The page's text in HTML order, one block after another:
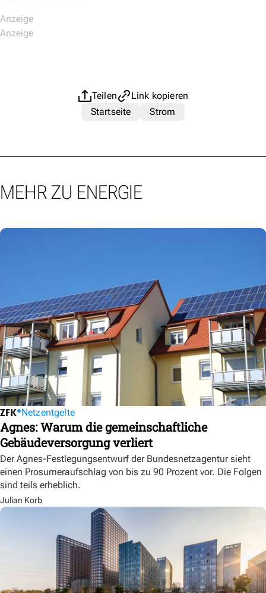
Teilen
Link kopieren
Startseite
Strom
MEHR ZU ENERGIE
Netzentgelte
Agnes: Warum die gemeinschaftliche
Gebäudeversorgung verliert
Der Agnes-Festlegungsentwurf der Bundesnetzagentur sieht
einen Prosumeraufschlag von bis zu 90 Prozent vor. Die Folgen
sind teils erheblich.
Julian Korb